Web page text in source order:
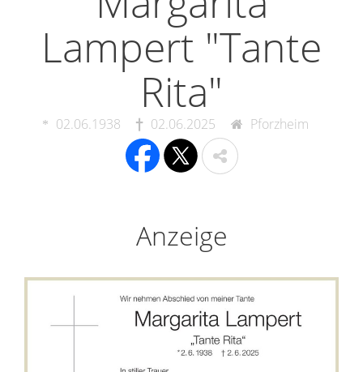
Lampert "Tante
Rita"
02.06.1938 02.06.2025 Pforzheim
Anzeige